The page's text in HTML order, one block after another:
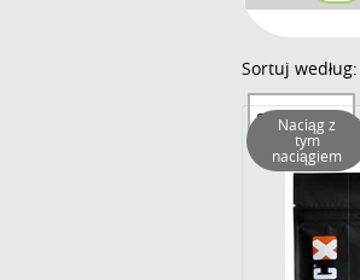
Sortuj według:
Sortowanie
Naciąg z
tym
naciągiem